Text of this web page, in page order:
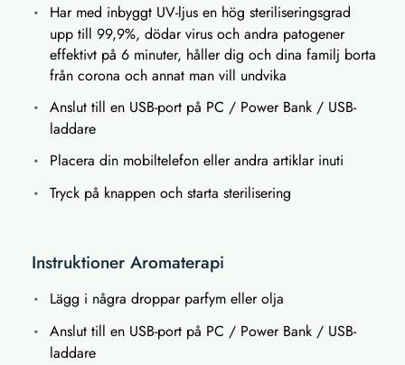
Har med inbyggt UV-ljus en hög steriliseringsgrad
upp till 99,9%, dödar virus och andra patogener
effektivt på 6 minuter, håller dig och dina familj borta
från corona och annat man vill undvika
Anslut till en USB-port på PC / Power Bank / USB-
laddare
Placera din mobiltelefon eller andra artiklar inuti
Tryck på knappen och starta sterilisering
Instruktioner Aromaterapi
Lägg i några droppar parfym eller olja
Anslut till en USB-port på PC / Power Bank / USB-
laddare